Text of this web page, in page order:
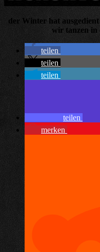
der Winter hat
wir tanzen in
teilen
teilen
teilen
teilen
merken